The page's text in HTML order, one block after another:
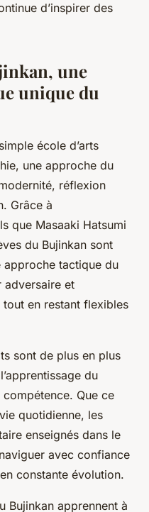
d’inspirer des
une
unique du
école d’arts
une approche du
réflexion
Grâce à
que Masaaki Hatsumi
du Bujinkan sont
tactique du
adversaire et
tout en restant flexibles
sont de plus en plus
du
Que ce
quotidienne, les
enseignés dans le
avec confiance
constante évolution.
Bujinkan apprennent à